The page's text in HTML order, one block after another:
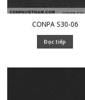
CONPA S30-06
Đọc tiếp